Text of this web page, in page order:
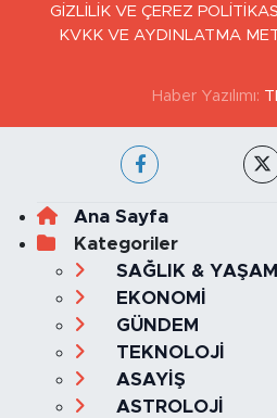
GİZLİLİK VE ÇEREZ POLİTİKASI
KVKK VE AYDINLATMA
Haber Yazılımı:
Ana Sayfa
Kategoriler
SAĞLIK & YAŞAM
EKONOMİ
GÜNDEM
TEKNOLOJİ
ASAYİŞ
ASTROLOJİ